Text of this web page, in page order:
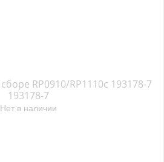
RP0910/RP1110c 193178-7
193178-7
Нет в наличии